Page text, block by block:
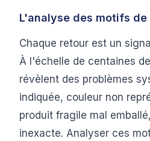
L'analyse des motifs
Chaque retour est un
À l'échelle de centaines
révèlent des problèmes
indiquée, couleur non
produit fragile mal
inexacte. Analyser ces